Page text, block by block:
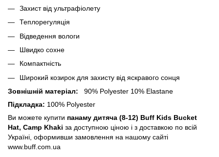
Захист від ультрафіолету
Теплорегуляція
Відведення вологи
Швидко сохне
Компактність
Широкий козирок для захисту від яскравого сонця
Зовнішній матеріал:
90% Polyester 10% Elastane
Підкладка: 100% Polyester
Ви можете купити панаму дитяча (8-12) Buff Kids Bucket
Hat, Camp Khaki за доступною ціною і з доставкою по всій
Україні, оформивши замовлення на нашому сайті
www.buff.com.ua